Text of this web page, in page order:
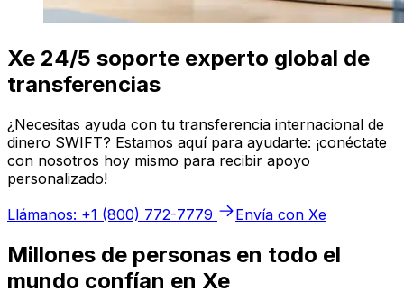
Xe 24/5 soporte experto global de
transferencias
¿Necesitas ayuda con tu transferencia internacional de
dinero SWIFT? Estamos aquí para ayudarte: ¡conéctate
con nosotros hoy mismo para recibir apoyo
personalizado!
Llámanos: +1 (800) 772-7779
Envía con Xe
Millones de personas en todo el
mundo confían en Xe